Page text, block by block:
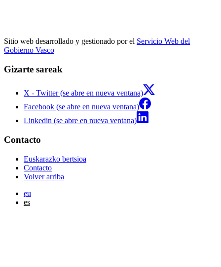
Sitio web desarrollado y gestionado por el Servicio Web del
Gobierno Vasco
Gizarte sareak
X - Twitter (se abre en nueva ventana)
Facebook (se abre en nueva ventana)
Linkedin (se abre en nueva ventana)
Contacto
Euskarazko bertsioa
Contacto
Volver arriba
eu
es